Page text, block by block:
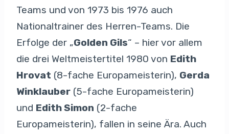
Teams und von 1973 bis 1976 auch
Nationaltrainer des Herren-Teams. Die
Erfolge der „Golden Gils“ – hier vor allem
die drei Weltmeistertitel 1980 von Edith
Hrovat (8-fache Europameisterin), Gerda
Winklauber (5-fache Europameisterin)
und Edith Simon (2-fache
Europameisterin), fallen in seine Ära. Auch